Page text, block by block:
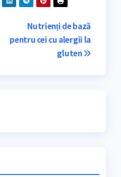
Nutrienți de bază
pentru cei cu alergii la
gluten